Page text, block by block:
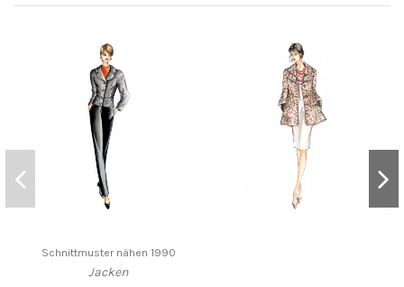
Schnittmuster nähen 1990
Jacken